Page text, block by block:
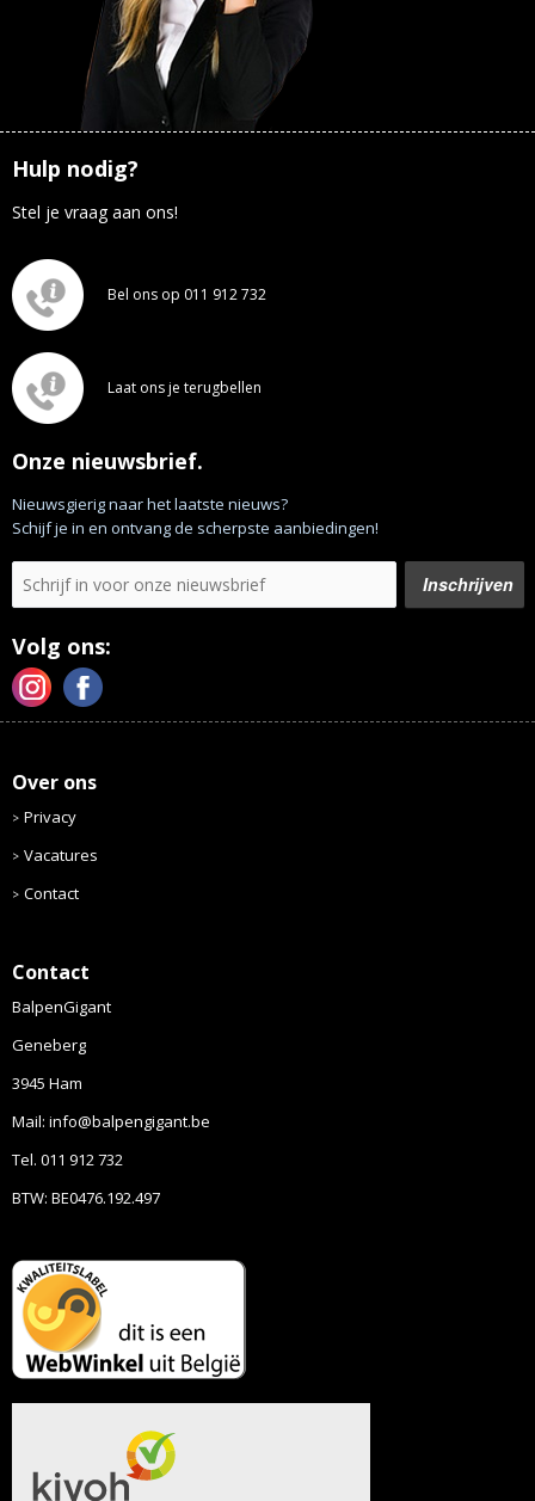
Hulp nodig?
Stel je vraag aan ons!
Bel ons op 011 912 732
Laat ons je terugbellen
Onze nieuwsbrief.
Nieuwsgierig naar het laatste nieuws?
Schijf je in en ontvang de scherpste aanbiedingen!
Volg ons:
Over ons
Privacy
Vacatures
Contact
Contact
BalpenGigant
Geneberg
3945 Ham
Mail: info@balpengigant.be
Tel. 011 912 732
BTW: BE0476.192.497